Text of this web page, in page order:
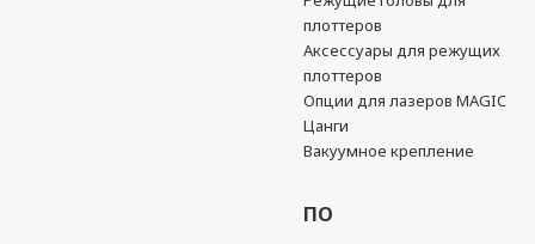
плоттеров
Аксессуары для режущих
плоттеров
Опции для лазеров MAGIC
Цанги
Вакуумное крепление
ПО